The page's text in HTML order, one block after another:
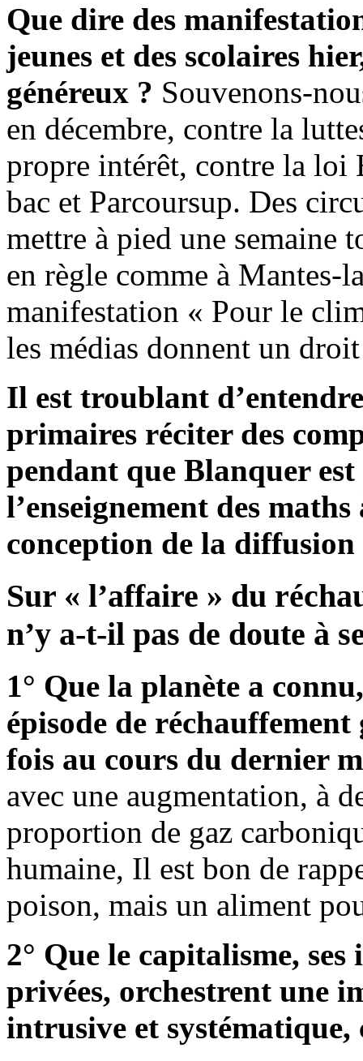
Que dire des
jeunes et des scolaires
généreux ? Souvenons-
en décembre, contre la
propre intérêt, contre la loi
bac et Parcoursup. Des
mettre à pied une semaine
en règle comme à Mantes-
manifestation « Pour le
les médias donnent un
Il est troublant
primaires réciter des
pendant que Blanquer
l’enseignement des
conception de la diffusion
Sur « l’affaire » du
n’y a-t-il pas de doute à
1° Que la planète a
épisode de
fois au cours du dernier
avec une augmentation, à
proportion de gaz
humaine, Il est bon de
poison, mais un aliment
2° Que le capitalisme,
privées, orchestrent une
intrusive et